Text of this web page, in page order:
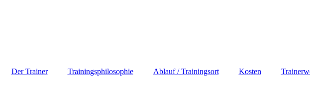
Der Trainer Trainingsphilosophie Ablauf / Trainingsort Kosten